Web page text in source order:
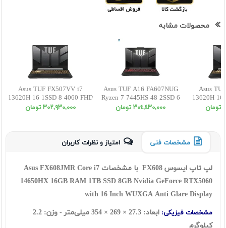
محصولات مشابه
Asus TUF FX507VV i7
13620H 16 1SSD 8 4060 FHD
٣٠٢,٩٣٠,٠٠٠ تومان
Asus TUF A16 FA607NUG
Ryzen 7 7445HS 48 2SSD 6
4050 WUXGA
٣٠٤,٤٣٠,٠٠٠ تومان
Asus
13620H 16
مشخصات فنی امتیاز و نظرات کاربران
لپ تاپ ایسوس FX608 با مشخصات Asus FX608JMR Core i7
14650HX 16GB RAM 1TB SSD 8GB Nvidia GeForce RTX5060
with 16 Inch WUXGA Anti Glare Display
مشخصات فیزیکی:
ابعاد: 27.3 × 269 × 354 میلی‌متر - وزن: 2.2
کیلوگرم